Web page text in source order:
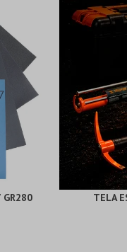
GR280
TELA